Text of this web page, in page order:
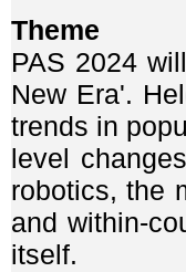
Theme
PAS 2024
New Era'.
trends in
level
robotics, the
and within-
itself.